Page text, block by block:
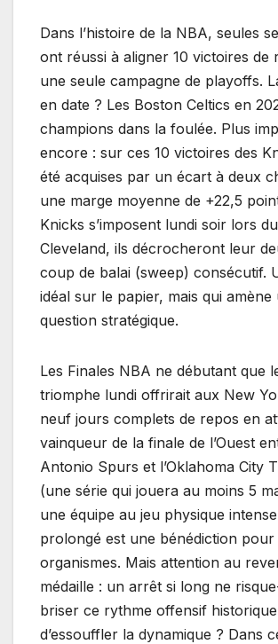
Dans l’histoire de la NBA, seules
ont réussi à aligner 10 victoires de
une seule campagne de playoffs.
en date ? Les Boston Celtics en
champions dans la foulée. Plus
encore : sur ces 10 victoires des
été acquises par un écart à deux
une marge moyenne de +22,5
Knicks s’imposent lundi soir lors
Cleveland, ils décrocheront leur
coup de balai (sweep) consécutif.
idéal sur le papier, mais qui amène
question stratégique.
Les Finales NBA ne débutant que
triomphe lundi offrirait aux New
neuf jours complets de repos en
vainqueur de la finale de l’Ouest
Antonio Spurs et l’Oklahoma City
(une série qui jouera au moins 5
une équipe au jeu physique
prolongé est une bénédiction pour
organismes. Mais attention au
médaille : un arrêt si long ne
briser ce rythme offensif
d’essouffler la dynamique ? Dans